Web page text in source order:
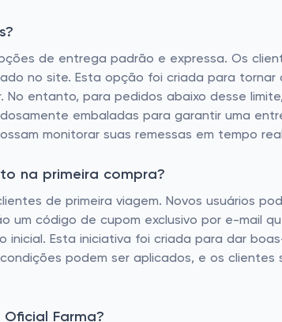
de entrega padrão e expressa. Os
no site. Esta opção foi criada para
entanto, para pedidos abaixo desse
embaladas para garantir uma
monitorar suas remessas em tempo
na primeira compra?
de primeira viagem. Novos usuários
um código de cupom exclusivo por e-mail
Esta iniciativa foi criada para dar
podem ser aplicados, e os
Farma?